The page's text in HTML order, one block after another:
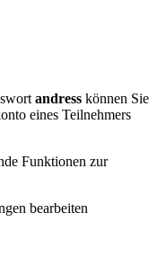
andress können Sie
eines Teilnehmers
Funktionen zur
bearbeiten